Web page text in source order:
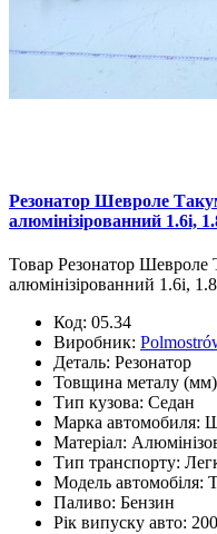
Резонатор Шевроле
алюмінізірованний 1.6i,
Товар Резонатор Шевроле
алюмінізірованний 1.6i,
Код: 05.34
Виробник:
Деталь: Резонатор
Товщина металу
Тип кузова: Седан
Марка автомобиля:
Матеріал:
Тип транспорту:
Модель автомобіля:
Паливо: Бензин
Рік випуску авто: